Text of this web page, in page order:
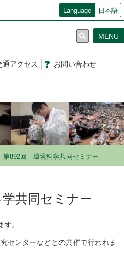
Language 日本語
通アクセス お問い合わせ
MENU
第892回 環境科学共同セミナー
共同セミナー
す。
センターなどとの共催で行われま